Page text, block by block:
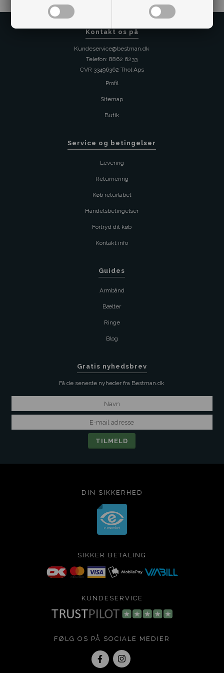
Kontakt os på
Kundeservice@bestman.dk
Telefon: 8862 6233
CVR 33496362 Thol Aps
Profil
Sitemap
Butik
Service og betingelser
Levering
Returnering
Køb returlabel
Handelsbetingelser
Fortryd dit køb
Kontakt info
Guides
Armbånd
Bælter
Ringe
Blog
Gratis nyhedsbrev
Få de seneste nyheder fra Bestman.dk
DIN SIKKERHED
SIKKER BETALING
KUNDESERVICE
FØLG OS PÅ SOCIALE MEDIER